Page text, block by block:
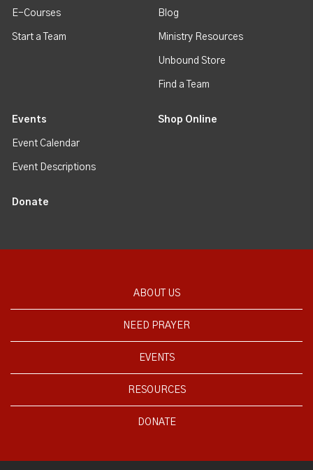
E-Courses
Start a Team
Blog
Ministry Resources
Unbound Store
Find a Team
Events
Event Calendar
Event Descriptions
Shop Online
Donate
ABOUT US
NEED PRAYER
EVENTS
RESOURCES
DONATE